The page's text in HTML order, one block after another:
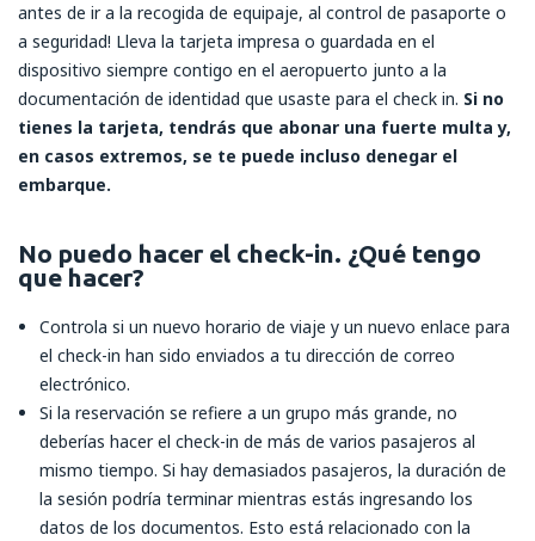
antes de ir a la recogida de equipaje, al control de pasaporte o
a seguridad! Lleva la tarjeta impresa o guardada en el
dispositivo siempre contigo en el aeropuerto junto a la
documentación de identidad que usaste para el check in. Si no
tienes la tarjeta, tendrás que abonar una fuerte multa y,
en casos extremos, se te puede incluso denegar el
embarque.
No puedo hacer el check-in. ¿Qué tengo
que hacer?
Controla si un nuevo horario de viaje y un nuevo enlace para
el check-in han sido enviados a tu dirección de correo
electrónico.
Si la reservación se refiere a un grupo más grande, no
deberías hacer el check-in de más de varios pasajeros al
mismo tiempo. Si hay demasiados pasajeros, la duración de
la sesión podría terminar mientras estás ingresando los
datos de los documentos. Esto está relacionado con la